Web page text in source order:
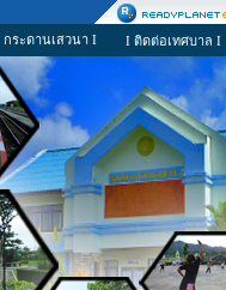
กระดานเสวนา I I ติดต่อเทศบาล I